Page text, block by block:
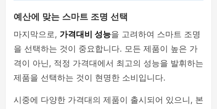
예산에 맞는 스마트 조명 선택
마지막으로, 가격대비 성능을 고려하여 스마트 조명
을 선택하는 것이 중요합니다. 모든 제품이 높은 가
격이 아닌, 적정 가격대에서 최고의 성능을 발휘하는
제품을 선택하는 것이 현명한 소비입니다.
시중에 다양한 가격대의 제품이 출시되어 있으니, 본